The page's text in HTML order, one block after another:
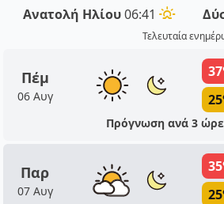
Ανατολή Ηλίου06:41
Τελευταία
Πέμ
06 Αυγ
Πρόγνωση ανά 3
Παρ
07 Αυγ